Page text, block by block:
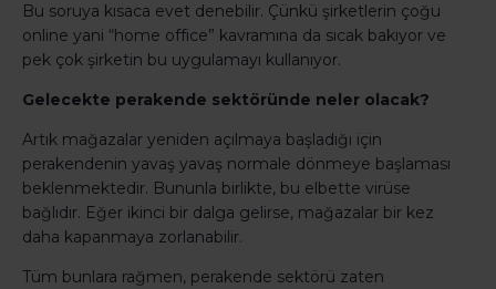
Bu soruya kısaca evet denebilir. Çünkü şirketlerin çoğu
online yani “home office” kavramına da sıcak bakıyor ve
pek çok şirketin bu uygulamayı kullanıyor.
Gelecekte perakende sektöründe neler olacak?
Artık mağazalar yeniden açılmaya başladığı için
perakendenin yavaş yavaş normale dönmeye başlaması
beklenmektedir. Bununla birlikte, bu elbette virüse
bağlıdır. Eğer ikinci bir dalga gelirse, mağazalar bir kez
daha kapanmaya zorlanabilir.
Tüm bunlara rağmen, perakende sektörü zaten